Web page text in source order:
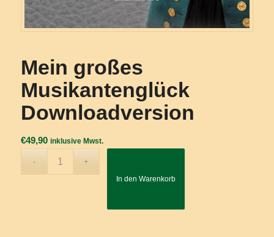
Mein großes
Musikantenglück
Downloadversion
€49,90 inklusive Mwst.
In den Warenkorb